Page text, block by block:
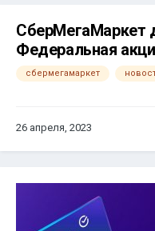
СберМегаМаркет
Федеральная
сбермегамаркет
26 апреля, 2023